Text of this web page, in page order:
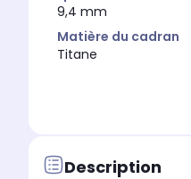
9,4 mm
Matière du cadran
Titane
Description